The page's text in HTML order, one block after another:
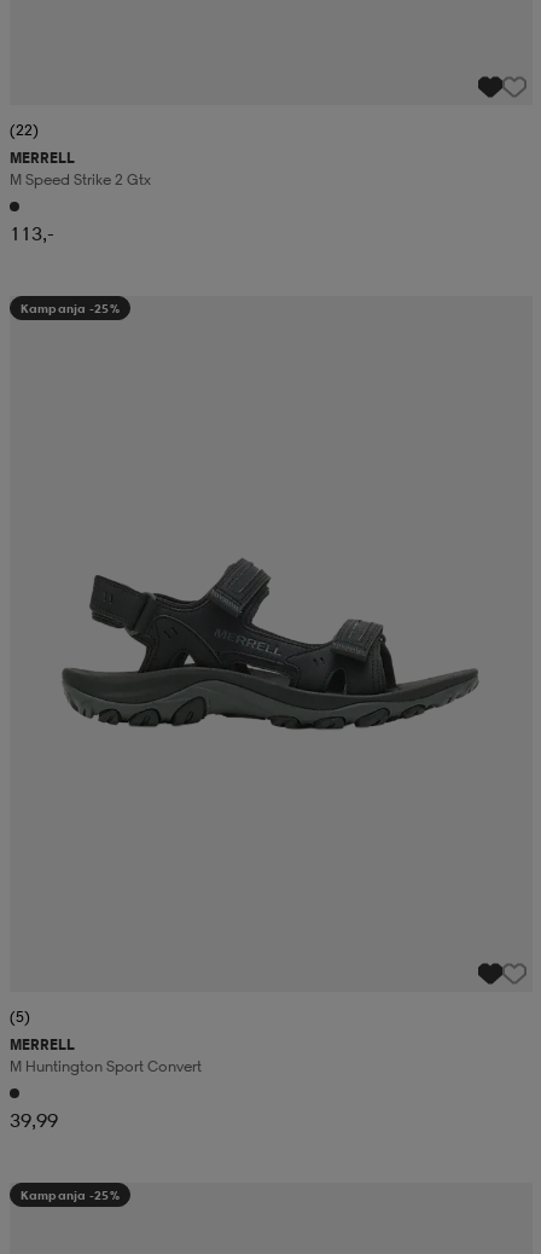
(22)
MERRELL
M Speed Strike 2 Gtx
113,-
Kampanja -25%
(5)
MERRELL
M Huntington Sport Convert
39,99
Kampanja -25%